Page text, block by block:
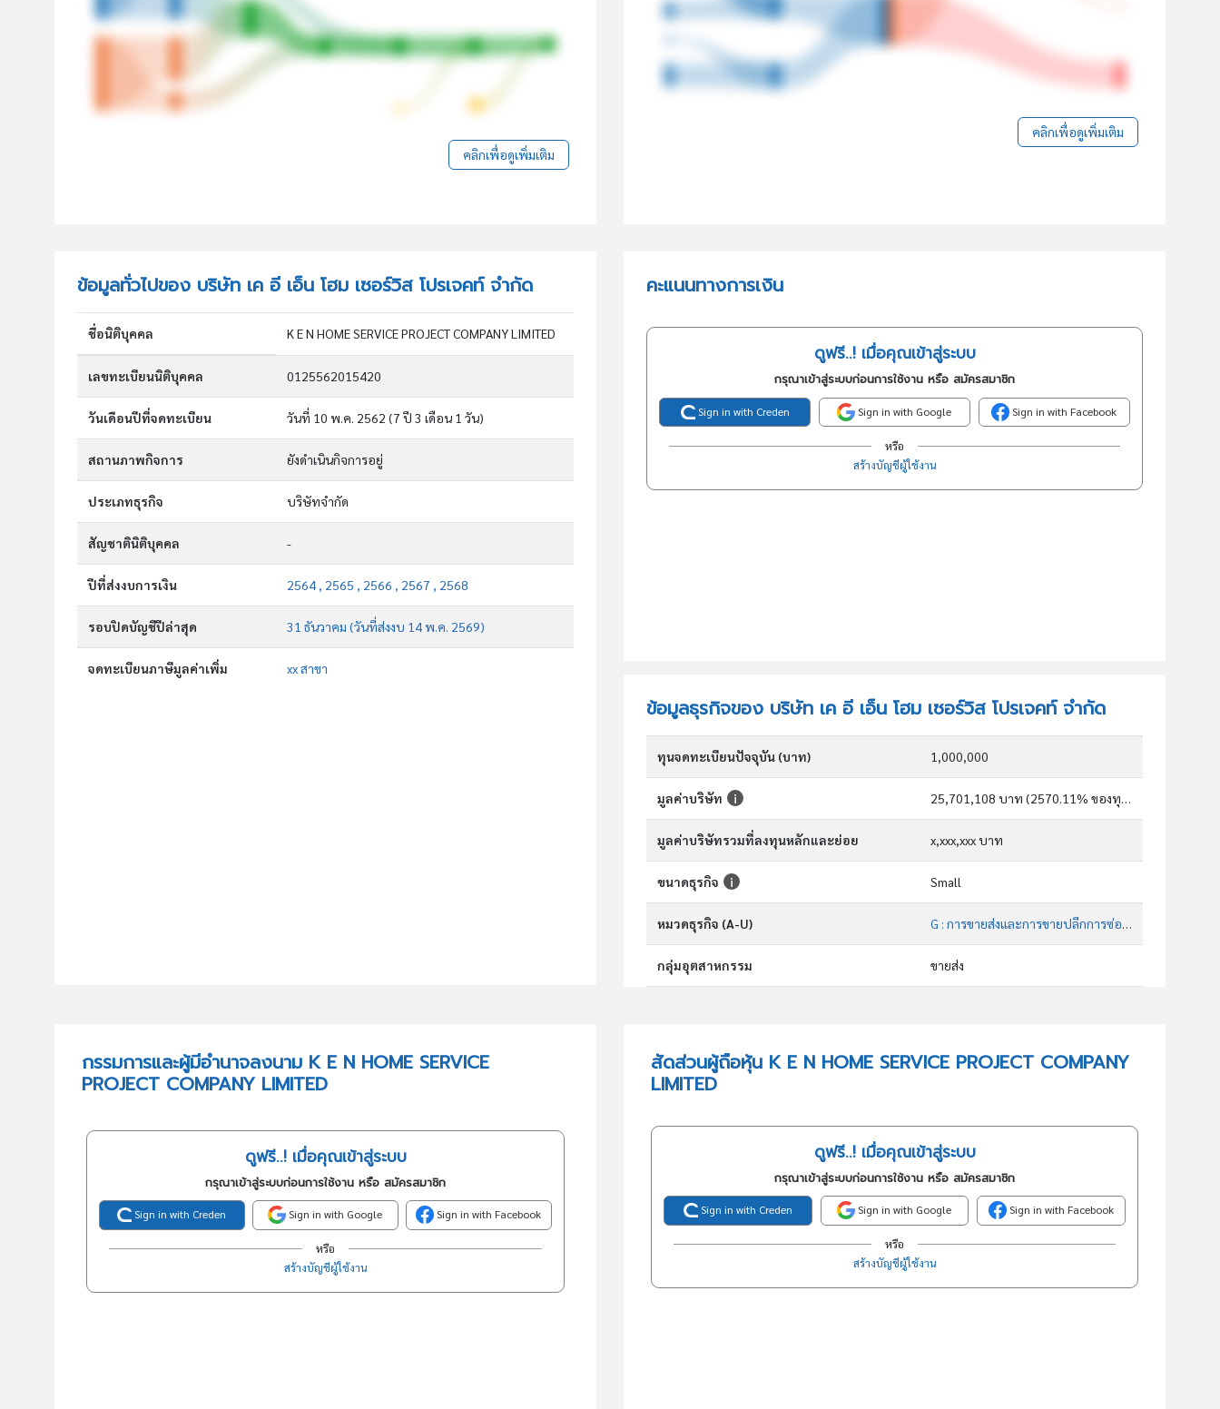
คลิกเพื่อดูเพิ่มเติม
คลิกเพื่อดูเพิ่มเติม
ข้อมูลทั่วไปของ บริษัท เค อี เอ็น โฮม เซอร์วิส โปรเจคท์ จำกัด
ชื่อนิติบุคคล K E N HOME SERVICE PROJECT COMPANY LIMITED
เลขทะเบียนนิติบุคคล 0125562015420
วันเดือนปีที่จดทะเบียน วันที่ 10 พ.ค. 2562 (7 ปี 3 เดือน 1 วัน)
สถานภาพกิจการ ยังดำเนินกิจการอยู่
ประเภทธุรกิจ บริษัทจำกัด
สัญชาตินิติบุคคล -
ปีที่ส่งงบการเงิน 2564 , 2565 , 2566 , 2567 , 2568
รอบปิดบัญชีปีล่าสุด 31 ธันวาคม (วันที่ส่งงบ 14 พ.ค. 2569)
จดทะเบียนภาษีมูลค่าเพิ่ม xx สาขา
คะแนนทางการเงิน
ดูฟรี..! เมื่อคุณเข้าสู่ระบบ
กรุณาเข้าสู่ระบบก่อนการใช้งาน หรือ สมัครสมาชิก
Sign in with Creden Sign in with Google Sign in with Facebook
หรือ
สร้างบัญชีผู้ใช้งาน
ข้อมูลธุรกิจของ บริษัท เค อี เอ็น โฮม เซอร์วิส โปรเจคท์ จำกัด
ทุนจดทะเบียนปัจจุบัน (บาท) 1,000,000
มูลค่าบริษัท 25,701,108 บาท (2570.11% ของทุน)
มูลค่าบริษัทรวมที่ลงทุนหลักและย่อย x,xxx,xxx บาท
ขนาดธุรกิจ Small
หมวดธุรกิจ (A-U) G : การขายส่งและการขายปลีกการซ่อมยานยนต์และ จักรยานยนต์
กลุ่มอุตสาหกรรม ขายส่ง
วัตถุประสงค์
กรรมการและผู้มีอำนาจลงนาม K E N HOME SERVICE
PROJECT COMPANY LIMITED
ดูฟรี..! เมื่อคุณเข้าสู่ระบบ
กรุณาเข้าสู่ระบบก่อนการใช้งาน หรือ สมัครสมาชิก
Sign in with Creden Sign in with Google Sign in with Facebook
หรือ
สร้างบัญชีผู้ใช้งาน
สัดส่วนผู้ถือหุ้น K E N HOME SERVICE PROJECT COMPANY
LIMITED
ดูฟรี..! เมื่อคุณเข้าสู่ระบบ
กรุณาเข้าสู่ระบบก่อนการใช้งาน หรือ สมัครสมาชิก
Sign in with Creden Sign in with Google Sign in with Facebook
หรือ
สร้างบัญชีผู้ใช้งาน